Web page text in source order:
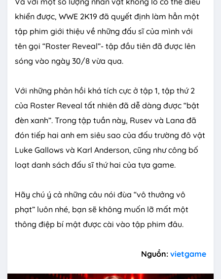
t
e
khiển được, WWE 2K19 đã quyết định làm hẳn một
tập phim giới thiệu về những đấu sĩ của mình với
tên gọi “Roster Reveal”- tập đầu tiên đã được lên
sóng vào ngày 30/8 vừa qua.
Với những phản hồi khá tích cực ở tập 1, tập thứ 2
của Roster Reveal tất nhiên đã dễ dàng được “bật
đèn xanh”. Trong tập tuần này, Rusev và Lana đã
đón tiếp hai anh em siêu sao của đấu trường đô vật
Luke Gallows và Karl Anderson, cũng như công bố
loạt danh sách đấu sĩ thứ hai của tựa game.
Hãy chú ý cả những câu nói đùa “vô thưởng vô
phạt” luôn nhé, bạn sẽ không muốn lỡ mất một
thông điệp bí mật được cài vào tập phim đâu.
Nguồn: vietgame